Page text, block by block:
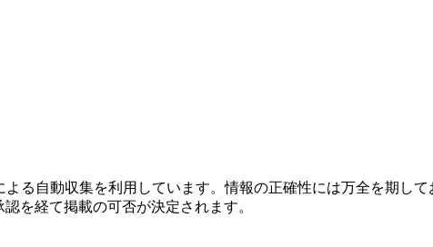
る自動収集を利用しています。情報の正確性には万全を期し
を経て掲載の可否が決定されます。